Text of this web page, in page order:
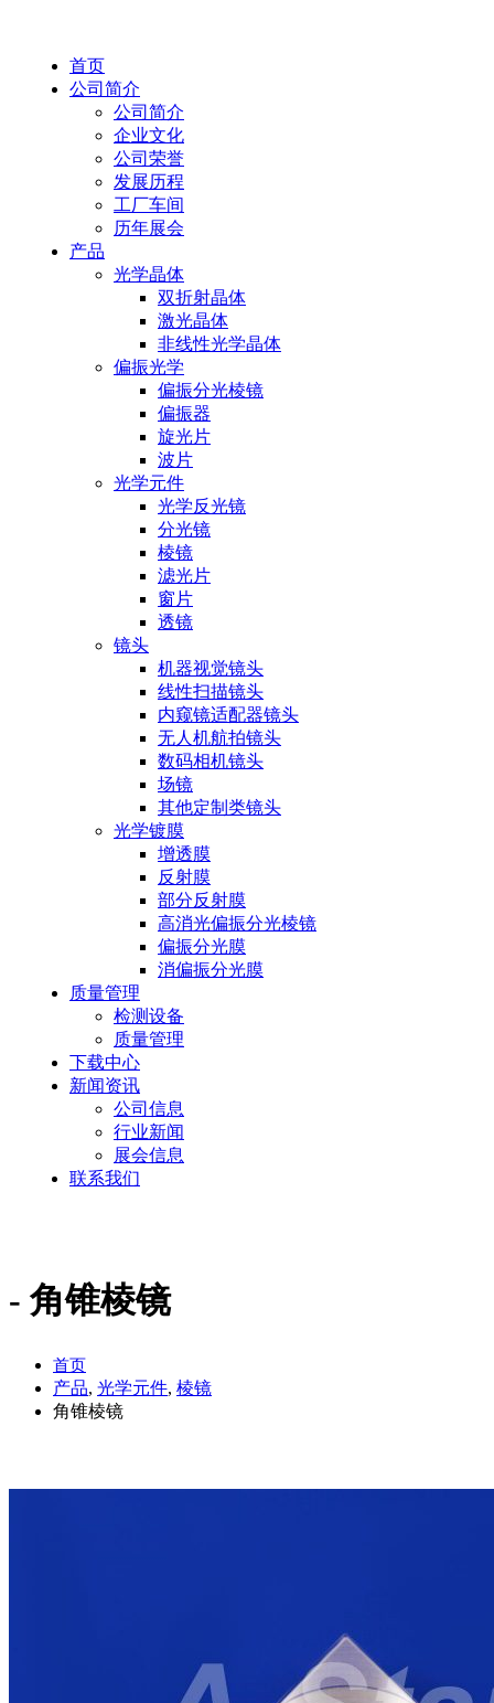
首页
公司简介
公司简介
企业文化
公司荣誉
发展历程
工厂车间
历年展会
产品
光学晶体
双折射晶体
激光晶体
非线性光学晶体
偏振光学
偏振分光棱镜
偏振器
旋光片
波片
光学元件
光学反光镜
分光镜
棱镜
滤光片
窗片
透镜
镜头
机器视觉镜头
线性扫描镜头
内窥镜适配器镜头
无人机航拍镜头
数码相机镜头
场镜
其他定制类镜头
光学镀膜
增透膜
反射膜
部分反射膜
高消光偏振分光棱镜
偏振分光膜
消偏振分光膜
质量管理
检测设备
质量管理
下载中心
新闻资讯
公司信息
行业新闻
展会信息
联系我们
角锥棱镜
首页
产品, 光学元件, 棱镜
角锥棱镜